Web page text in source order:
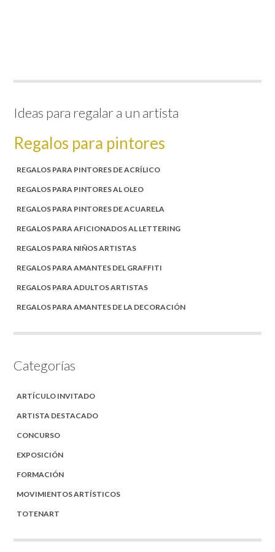
Ideas para regalar a un artista
Regalos para pintores
REGALOS PARA PINTORES DE ACRÍLICO
REGALOS PARA PINTORES AL OLEO
REGALOS PARA PINTORES DE ACUARELA
REGALOS PARA AFICIONADOS AL LETTERING
REGALOS PARA NIÑOS ARTISTAS
REGALOS PARA AMANTES DEL GRAFFITI
REGALOS PARA ADULTOS ARTISTAS
REGALOS PARA AMANTES DE LA DECORACIÓN
Categorías
ARTÍCULO INVITADO
ARTISTA DESTACADO
CONCURSO
EXPOSICIÓN
FORMACIÓN
MOVIMIENTOS ARTÍSTICOS
TOTENART